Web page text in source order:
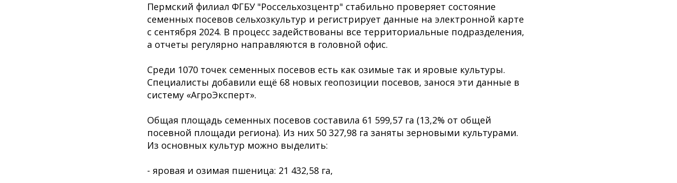
Пермский филиал ФГБУ "Россельхозцентр" стабильно проверяет состояние
семенных посевов сельхозкультур и регистрирует данные на электронной карте
с сентября 2024. В процесс задействованы все территориальные подразделения,
а отчеты регулярно направляются в головной офис.
Среди 1070 точек семенных посевов есть как озимые так и яровые культуры.
Специалисты добавили ещё 68 новых геопозиции посевов, занося эти данные в
систему «АгроЭксперт».
Общая площадь семенных посевов составила 61 599,57 га (13,2% от общей
посевной площади региона). Из них 50 327,98 га заняты зерновыми культурами.
Из основных культур можно выделить:
- яровая и озимая пшеница: 21 432,58 га,